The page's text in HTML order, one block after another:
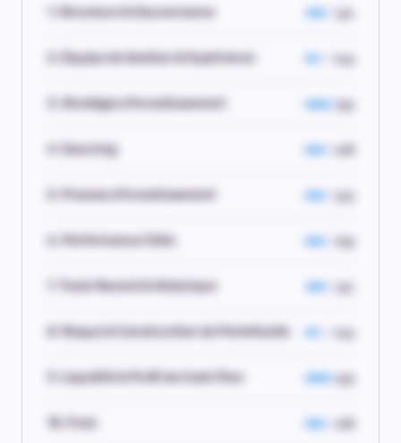
1. Structure & Gouvernance
2. Équipe de Gestion & Expérience 2.4
3. Stratégie d'Investissement 3.5
4. Sourcing
5. Process d'Investissement
6. Performance Cible 2.9
7. Track Record & Historique
8. Risque & Construction de Portefeuille 2.4
9. Liquidité & Profil de Cash Flow 3.5
10. Frais